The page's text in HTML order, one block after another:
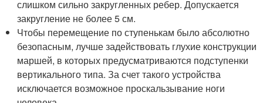
слишком сильно закругленных ребер. Допускается
закругление не более 5 см.
Чтобы перемещение по ступенькам было абсолютно
безопасным, лучше задействовать глухие конструкции
маршей, в которых предусматриваются подступенки
вертикального типа. За счет такого устройства
исключается возможное проскальзывание ноги